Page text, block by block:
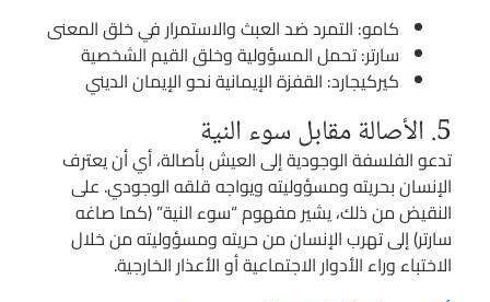
كامو: التمرد ضد العبث والاستمرار في خلق المعنى
سارتر: تحمل المسؤولية وخلق القيم الشخصية
كيركيجارد: القفزة الإيمانية نحو الإيمان الديني
5. الأصالة مقابل سوء النية
تدعو الفلسفة الوجودية إلى العيش بأصالة، أي أن يعترف
الإنسان بحريته ومسؤوليته ويواجه قلقه الوجودي. على
النقيض من ذلك، يشير مفهوم “سوء النية” (كما صاغه
سارتر) إلى تهرب الإنسان من حريته ومسؤوليته من خلال
الاختباء وراء الأدوار الاجتماعية أو الأعذار الخارجية.